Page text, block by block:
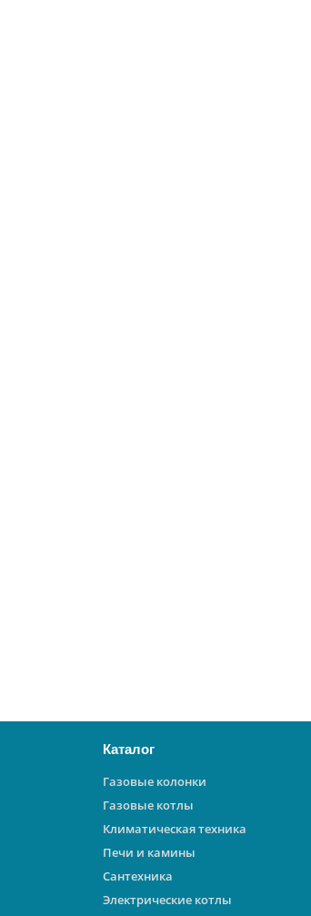
Каталог
Газовые колонки
Газовые котлы
Климатическая техника
Печи и камины
Сантехника
Электрические котлы